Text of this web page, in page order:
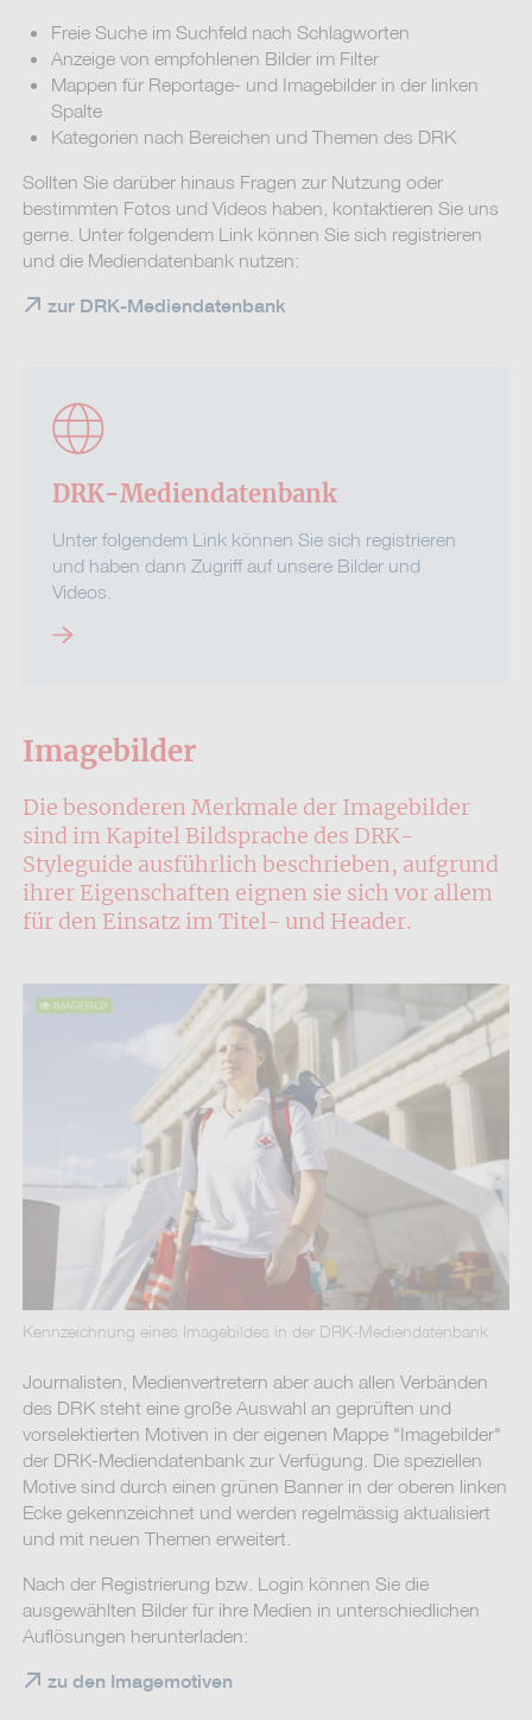
Freie Suche im Suchfeld nach Schlagworten
Anzeige von empfohlenen Bilder im Filter
Mappen für Reportage- und Imagebilder in der linken
Spalte
Kategorien nach Bereichen und Themen des DRK
Sollten Sie darüber hinaus Fragen zur Nutzung oder
bestimmten Fotos und Videos haben, kontaktieren Sie uns
gerne. Unter folgendem Link können Sie sich registrieren
und die Mediendatenbank nutzen:
zur DRK-Mediendatenbank
DRK-Mediendatenbank
Unter folgendem Link können Sie sich registrieren
und haben dann Zugriff auf unsere Bilder und
Videos.
Imagebilder
Die besonderen Merkmale der Imagebilder
sind im Kapitel Bildsprache des DRK-
Styleguide ausführlich beschrieben, aufgrund
ihrer Eigenschaften eignen sie sich vor allem
für den Einsatz im Titel- und Header.
Kennzeichnung eines Imagebildes in der DRK-Mediendatenbank
Journalisten, Medienvertretern aber auch allen Verbänden
des DRK steht eine große Auswahl an geprüften und
vorselektierten Motiven in der eigenen Mappe "Imagebilder"
der DRK-Mediendatenbank zur Verfügung. Die speziellen
Motive sind durch einen grünen Banner in der oberen linken
Ecke gekennzeichnet und werden regelmässig aktualisiert
und mit neuen Themen erweitert.
Nach der Registrierung bzw. Login können Sie die
ausgewählten Bilder für ihre Medien in unterschiedlichen
Auflösungen herunterladen:
zu den Imagemotiven